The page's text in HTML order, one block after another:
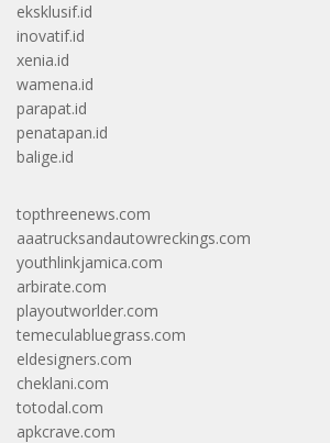
eksklusif.id
inovatif.id
xenia.id
wamena.id
parapat.id
penatapan.id
balige.id
topthreenews.com
aaatrucksandautowreckings.com
youthlinkjamica.com
arbirate.com
playoutworlder.com
temeculabluegrass.com
eldesigners.com
cheklani.com
totodal.com
apkcrave.com